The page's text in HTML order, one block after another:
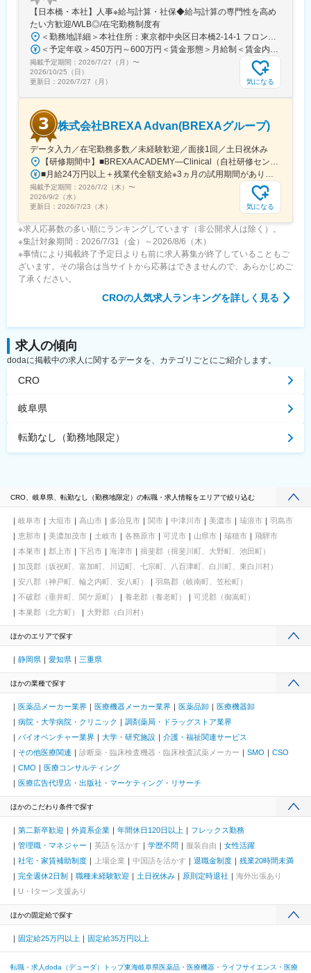
う考え方で、より柔軟な働き方を導入しています。
フレックスタイム制：コアタイムを設けないフレックスタイム制
を採用しています。
変更の範囲：会社の定める業務
【日本橋・本社】人事※給与計算・社保◆給与計算の専門性を高め
たい方歓迎/WLB◎/在宅勤務制度有
＜勤務地詳細＞本社住所：東京都中央区日本橋2-14-1 フロントプレイス日本橋勤務地最寄駅：各線／日本橋駅受動喫煙対策：敷地内喫煙可能場所あり変更の範囲：会社の定める事業所
＜予定年収＞450万円～600万円＜賃金形態＞月給制＜賃金内訳＞月額（基本給）：243,000円～330,300円固定残業手当/月：57,000円～77,700円（固定残業時間30時間0分/月）超過した時間外労働の残業手当は追加支給＜月給＞300,000円～408,000円（一律手当を含む）＜昇給有無＞有＜残業手当＞有＜給与補足＞※上記金額にスキル・ご経験に応じて加算する可能性がございます※給与詳細は、経験・スキルを考慮した上で決定。■昇給：年1回（4月）賃金はあくまでも目安の金額であり、選考を通じて上下する可能性があります。月給(月額)は固定手当を含めた表記です。
掲載予定期間： 2026/7/27（月） 〜
2026/10/25（日）
更新日： 2026/7/27（月） 気になる
株式会社BREXA Advan(BREXAグループ)
データ入力／在宅勤務多数／未経験歓迎／面接1回／土日祝休み
【研修期間中】■BREXA ACADEMY―Clinical（自社研修センター）／東京都新宿区西新宿2-7-1 新宿第一生命ビルディング3F└都営大江戸線「都庁前駅」A7出口から徒歩1～2分└東京メトロ丸ノ内線「西新宿駅」2番出口から徒歩5分└JR山手線など「新宿駅」西口から徒歩10～12分【研修終了後】＜転勤なし！在宅・フルリモート案件多数！＞□東京・神奈川・埼玉・千葉などの各プロジェクト先★東京都23区内で勤務できる方を積極採用中！※変更の範囲、上記を除く当社関連勤務地※週に数回リモートワーク（在宅勤務）可能なプロジェクトもあります。※将来的にプロジェクトによって異なりますがフルリモートも可能です。※プロジェクト先により異なりますが、最寄駅から徒歩5～10分圏内の駅チカオフィスです。
■月給24万円以上＋残業代全額支給※3ヵ月の試用期間があります。入社後6ヵ月間は、月給23万円となります。それ以外の待遇に変更はありません。入社半年後には必ず月給24万円へ一律で昇給します！【年収例】年収350万円／経験2年（20代）年収480万円／経験4年（30代）年収720万円／経験10年（30代）
掲載予定期間： 2026/7/2（木） 〜
2026/9/2（水）
更新日： 2026/7/23（木） 気になる
※求人応募数の多い順にランキングしています（非公開求人は除く）。
※集計対象期間：2026/7/31（金）～2026/8/6（木）
※事情により掲載終了予定日よりも前に求人募集が終了していることもご
ざいます。その場合は当サイトから応募はできませんので、あらかじめご
了承ください。
CROの人気求人ランキングを詳しく見る
求人の傾向
dodaに掲載中の求人に関するデータを、カテゴリごとにご紹介します。
CRO
岐阜県
転勤なし（勤務地限定）
CRO、岐阜県、転勤なし（勤務地限定）の転職・求人情報をエリアで絞り込む
岐阜市 大垣市 高山市 多治見市 関市 中津川市 美濃市 瑞浪市
羽島市
恵那市
美濃加茂市 土岐市 各務原市 可児市 山県市 瑞穂市
飛騨市
本巣市
郡上市 下呂市 海津市
揖斐郡（揖斐川町、大野町、池田町）
加茂郡（坂祝町、富加町、川辺町、七宗町、八百津町、白川町、東白川村）
安八郡（神戸町、輪之内町、安八町）
羽島郡（岐南町、笠松町）
不破郡（垂井町、関ケ原町）
養老郡（養老町）
可児郡（御嵩町）
本巣郡（北方町）
大野郡（白川村）
ほかのエリアで探す
静岡県 愛知県 三重県
ほかの業種で探す
医薬品メーカー業界 医療機器メーカー業界 医薬品卸
医療機器卸
病院・大学病院・クリニック
調剤薬局・ドラッグストア業界
バイオベンチャー業界
大学・研究施設
介護・福祉関連サービス
その他医療関連
診断薬・臨床検査機器・臨床検査試薬メーカー SMO
CSO
CMO
医療コンサルティング
医療広告代理店・出版社・マーケティング・リサーチ
ほかのこだわり条件で探す
第二新卒歓迎 外資系企業 年間休日120日以上
フレックス勤務
管理職・マネジャー
英語を活かす 学歴不問 服装自由
女性活躍
社宅・家賃補助制度
上場企業 中国語を活かす 退職金制度
残業20時間未満
完全週休2日制
職種未経験歓迎 土日祝休み 原則定時退社
海外出張あり
U・Iターン支援あり
ほかの固定給で探す
固定給25万円以上 固定給35万円以上
転職・求人doda（デューダ）トップ東海岐阜県医薬品・医療機器・ライフサイエンス・医療